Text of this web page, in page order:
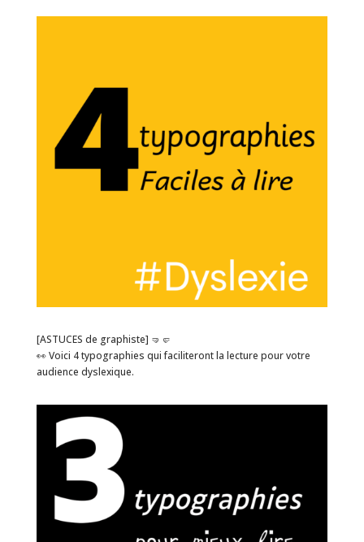
[ASTUCES de graphiste] 🤜🤛
👀 Voici 4 typographies qui faciliteront la lecture pour votre
audience dyslexique.